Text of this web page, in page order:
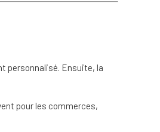
personnalisé. Ensuite, la
pour les commerces,